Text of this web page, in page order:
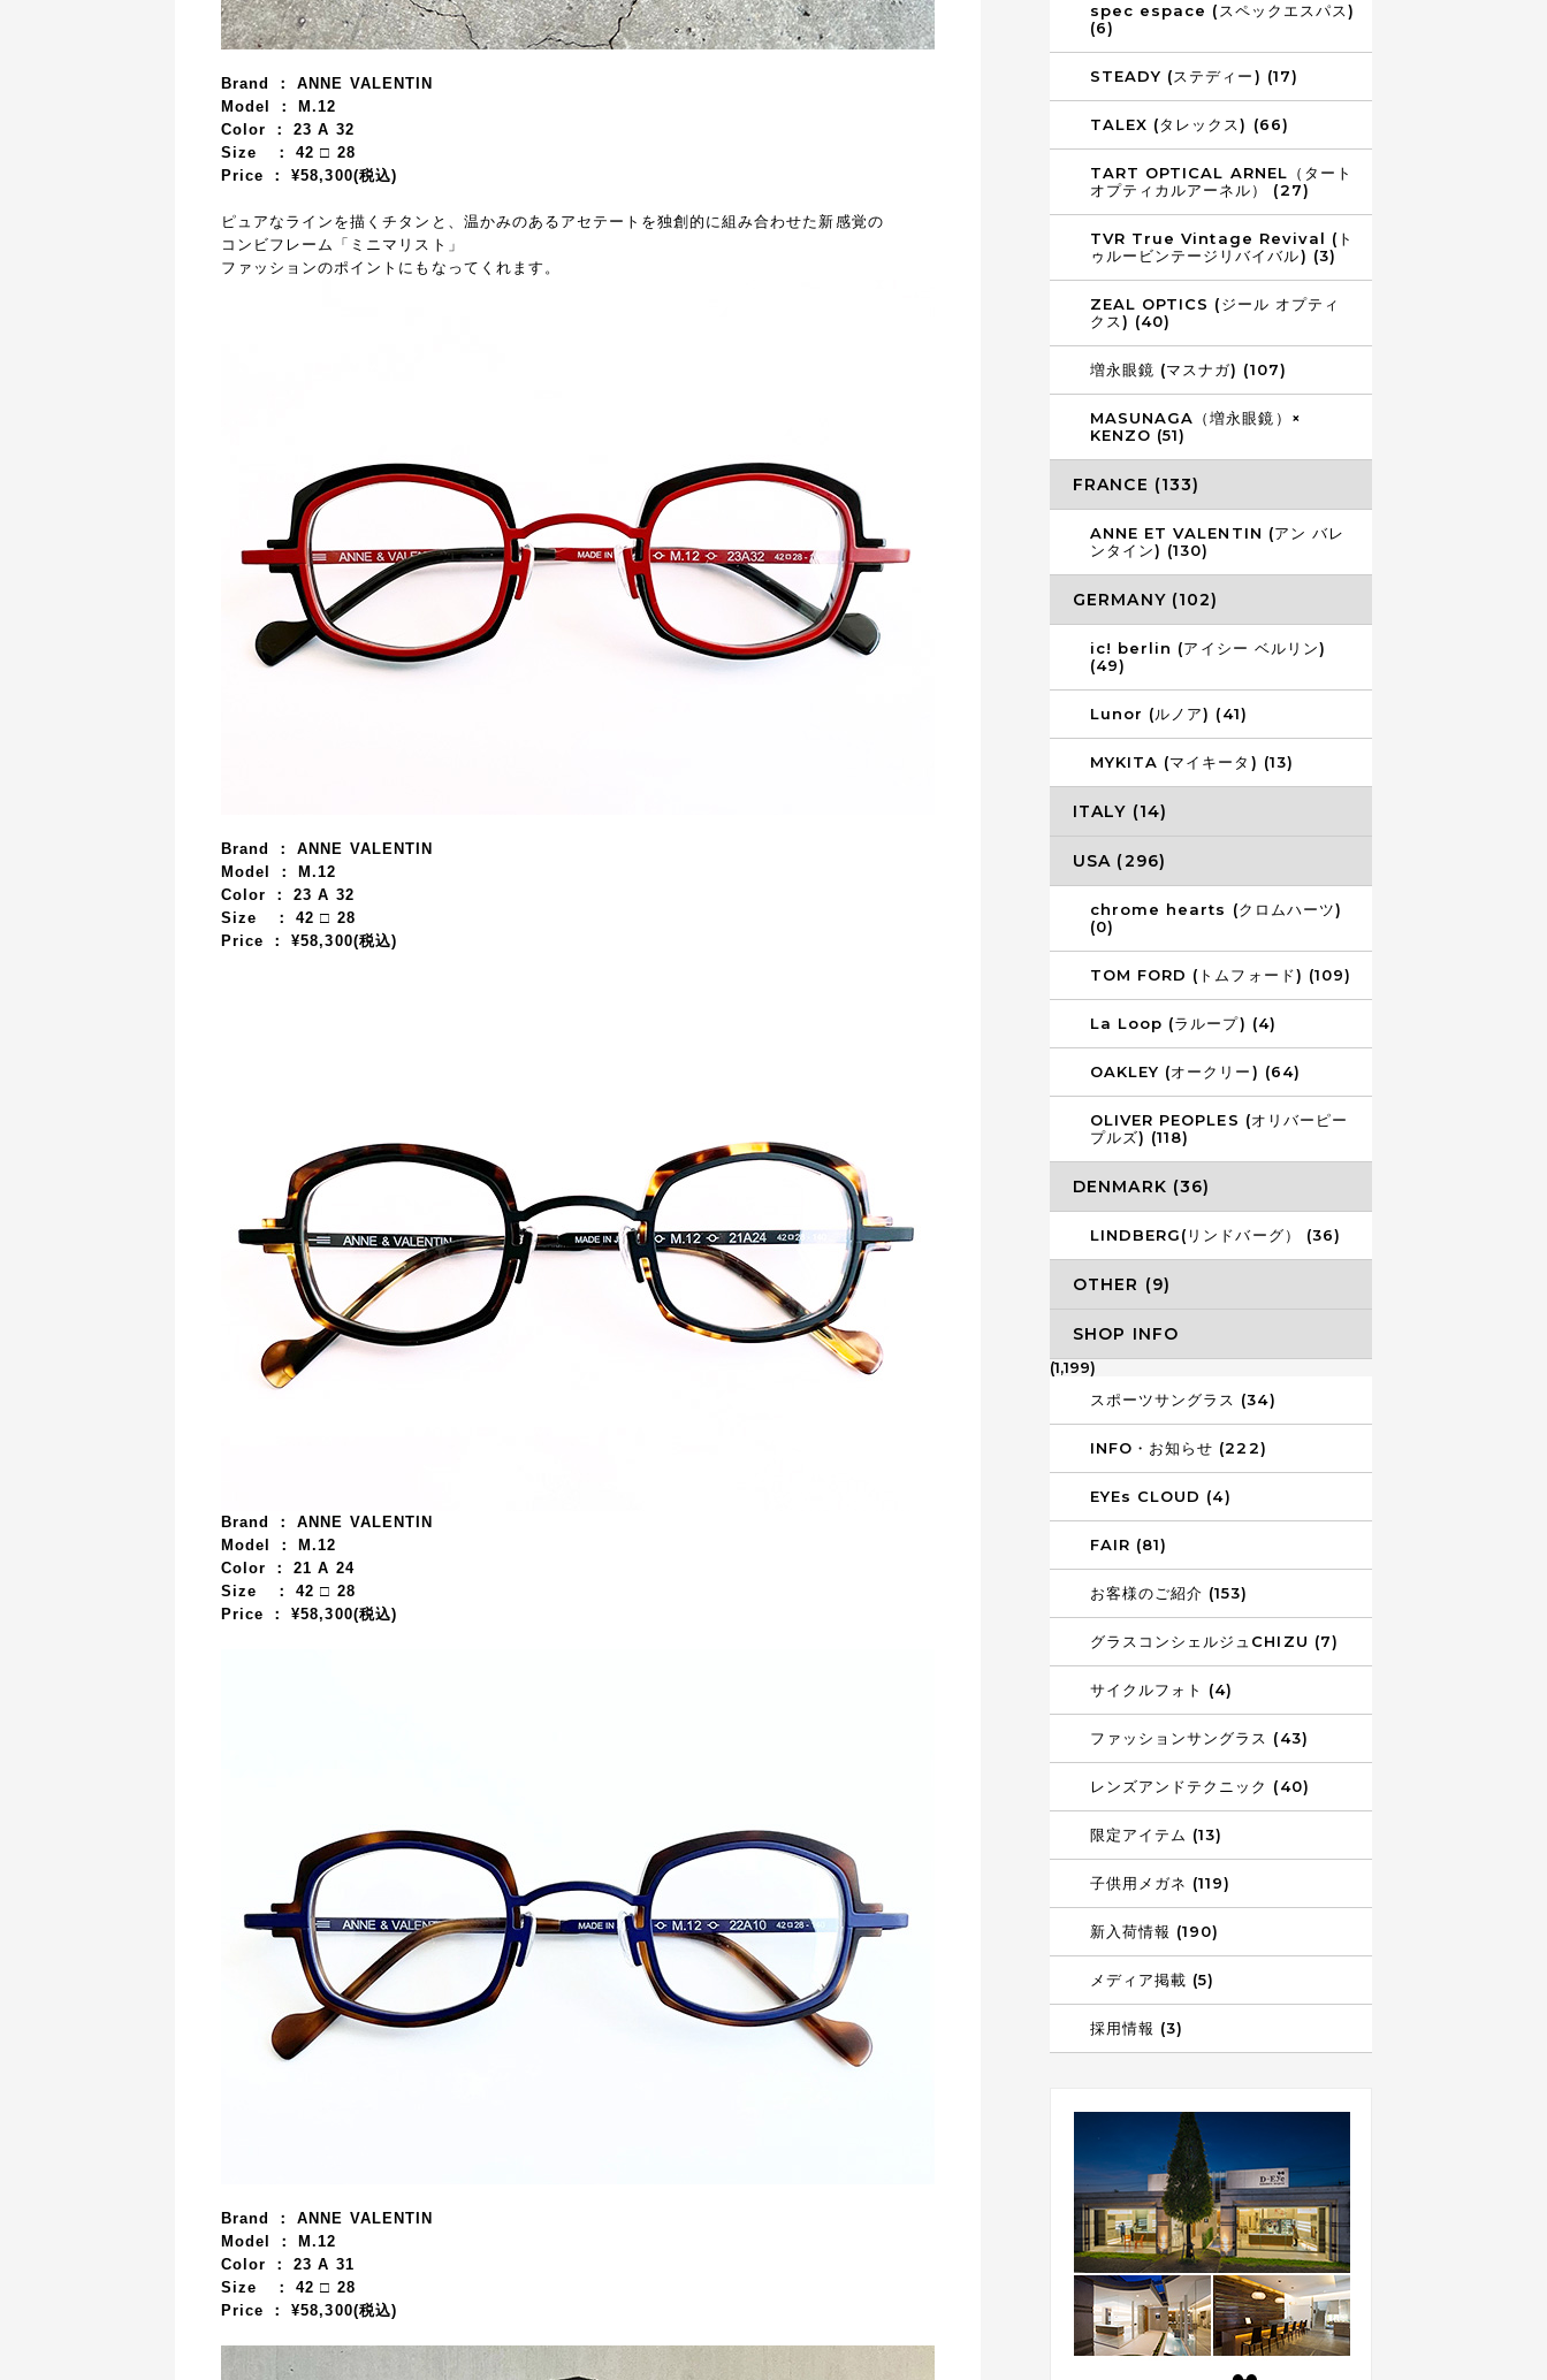
Brand ： ANNE VALENTIN
Model ： M.12
Color ： 23 A 32
Size ：
42 □ 28
Price ： ¥58,300(税込)
ピュアなラインを描くチタンと、温かみのあるアセテートを独創的に組み合わせた新感覚の
コンビフレーム「ミニマリスト」
ファッションのポイントにもなってくれます。
Brand ： ANNE VALENTIN
Model ： M.12
Color ： 23 A 32
Size ：
42 □ 28
Price ： ¥58,300(税込)
Brand ： ANNE VALENTIN
Model ： M.12
Color ： 21 A 24
Size ：
42 □ 28
Price ： ¥58,300(税込)
Brand ： ANNE VALENTIN
Model ： M.12
Color ： 23 A 31
Size ：
42 □ 28
Price ： ¥58,300(税込)
spec espace (スペックエスパス)
(6)
STEADY (ステディー) (17)
TALEX (タレックス) (66)
TART OPTICAL ARNEL（タート
オプティカルアーネル） (27)
TVR True Vintage Revival (ト
ゥルービンテージリバイバル) (3)
ZEAL OPTICS (ジール オプティ
クス) (40)
増永眼鏡 (マスナガ) (107)
MASUNAGA（増永眼鏡）×
KENZO (51)
FRANCE (133)
ANNE ET VALENTIN (アン バレ
ンタイン) (130)
GERMANY (102)
ic! berlin (アイシー ベルリン)
(49)
Lunor (ルノア) (41)
MYKITA (マイキータ) (13)
ITALY (14)
USA (296)
chrome hearts (クロムハーツ)
(0)
TOM FORD (トムフォード) (109)
La Loop (ラループ) (4)
OAKLEY (オークリー) (64)
OLIVER PEOPLES (オリバーピー
プルズ) (118)
DENMARK (36)
LINDBERG(リンドバーグ） (36)
OTHER (9)
SHOP INFO
(1,199)
スポーツサングラス (34)
INFO・お知らせ (222)
EYEs CLOUD (4)
FAIR (81)
お客様のご紹介 (153)
グラスコンシェルジュCHIZU (7)
サイクルフォト (4)
ファッションサングラス (43)
レンズアンドテクニック (40)
限定アイテム (13)
子供用メガネ (119)
新入荷情報 (190)
メディア掲載 (5)
採用情報 (3)